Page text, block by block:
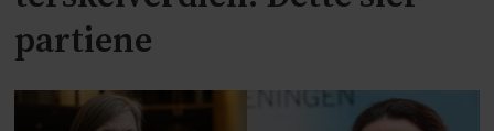
partiene